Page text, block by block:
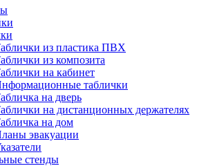
из пластика ПВХ
из композита
на кабинет
таблички
на дверь
на дистанционных держателях
на дом
эвакуации
стенды